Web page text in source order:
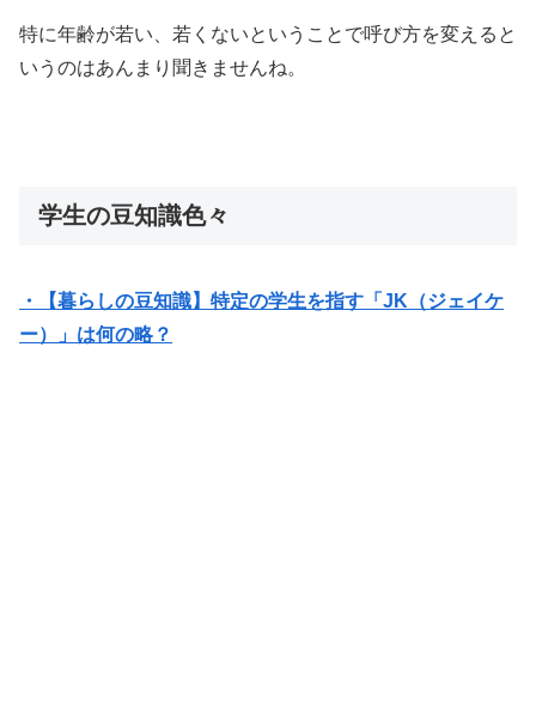
特に年齢が若い、若くないということで呼び方を変えると
いうのはあんまり聞きませんね。
学生の豆知識色々
・【暮らしの豆知識】特定の学生を指す「JK（ジェイケ
ー）」は何の略？